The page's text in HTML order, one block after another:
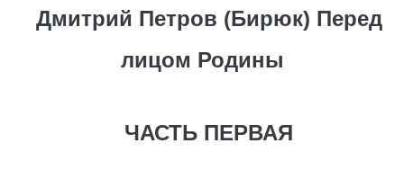
Дмитрий Петров (Бирюк) Перед
лицом Родины
ЧАСТЬ ПЕРВАЯ